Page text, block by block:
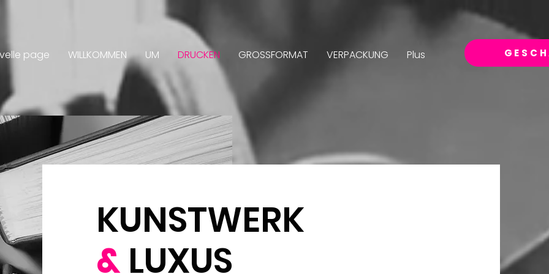
page WILLKOMMEN UM DRUCKEN GROSSFORMAT VERPACKUNG Plus
KUNSTWERK
& LUXUS